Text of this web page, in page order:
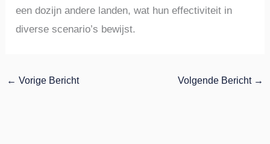
een dozijn andere landen, wat hun effectiviteit in
diverse scenario’s bewijst.
← Vorige Bericht Volgende Bericht →